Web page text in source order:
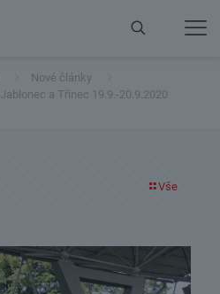
– Jablonec a Třinec
Nové články
a Třinec 19.9.-20.9.2020
Vše